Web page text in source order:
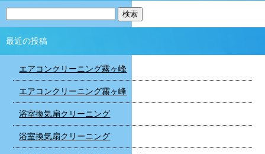
最近の投稿
エアコンクリーニング霧ヶ峰
エアコンクリーニング霧ヶ峰
浴室換気扇クリーニング
浴室換気扇クリーニング